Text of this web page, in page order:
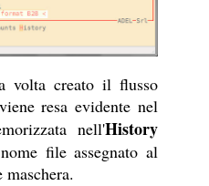
volta creato il flusso
resa evidente nel
nell'History
file assegnato al